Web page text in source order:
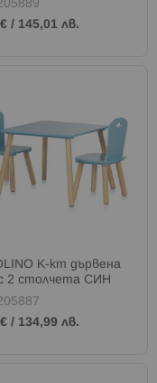
/ 145,01 лв.
К-кт дървена
2 столчета СИН
/ 134,99 лв.